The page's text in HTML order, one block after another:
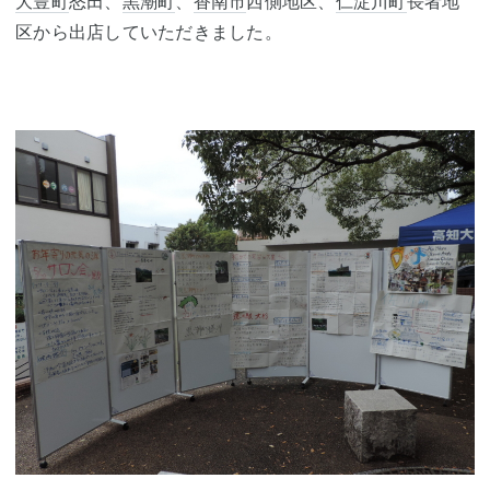
区から出店していただきました。